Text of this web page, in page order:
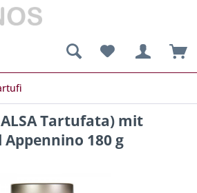
Tartufata) mit
180 g